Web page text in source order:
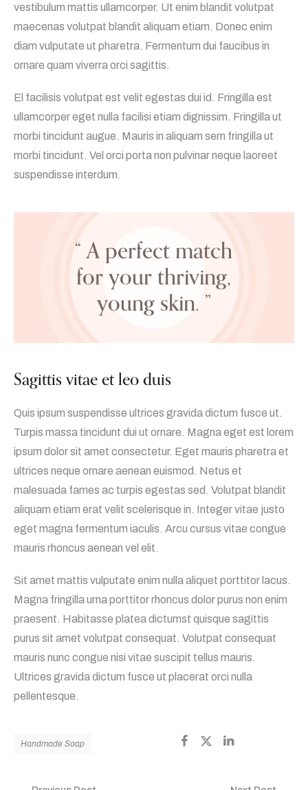
vestibulum mattis ullamcorper. Ut enim blandit volutpat
maecenas volutpat blandit aliquam etiam. Donec enim
diam vulputate ut pharetra. Fermentum dui faucibus in
ornare quam viverra orci sagittis.
El facilisis volutpat est velit egestas dui id. Fringilla est
ullamcorper eget nulla facilisi etiam dignissim. Fringilla ut
morbi tincidunt augue. Mauris in aliquam sem fringilla ut
morbi tincidunt. Vel orci porta non pulvinar neque laoreet
suspendisse interdum.
“ A perfect match
for your thriving,
young skin. ”
Sagittis vitae et leo duis
Quis ipsum suspendisse ultrices gravida dictum fusce ut.
Turpis massa tincidunt dui ut ornare. Magna eget est lorem
ipsum dolor sit amet consectetur. Eget mauris pharetra et
ultrices neque ornare aenean euismod. Netus et
malesuada fames ac turpis egestas sed. Volutpat blandit
aliquam etiam erat velit scelerisque in. Integer vitae justo
eget magna fermentum iaculis. Arcu cursus vitae congue
mauris rhoncus aenean vel elit.
Sit amet mattis vulputate enim nulla aliquet porttitor lacus.
Magna fringilla urna porttitor rhoncus dolor purus non enim
praesent. Habitasse platea dictumst quisque sagittis
purus sit amet volutpat consequat. Volutpat consequat
mauris nunc congue nisi vitae suscipit tellus mauris.
Ultrices gravida dictum fusce ut placerat orci nulla
pellentesque.
Handmade Soap